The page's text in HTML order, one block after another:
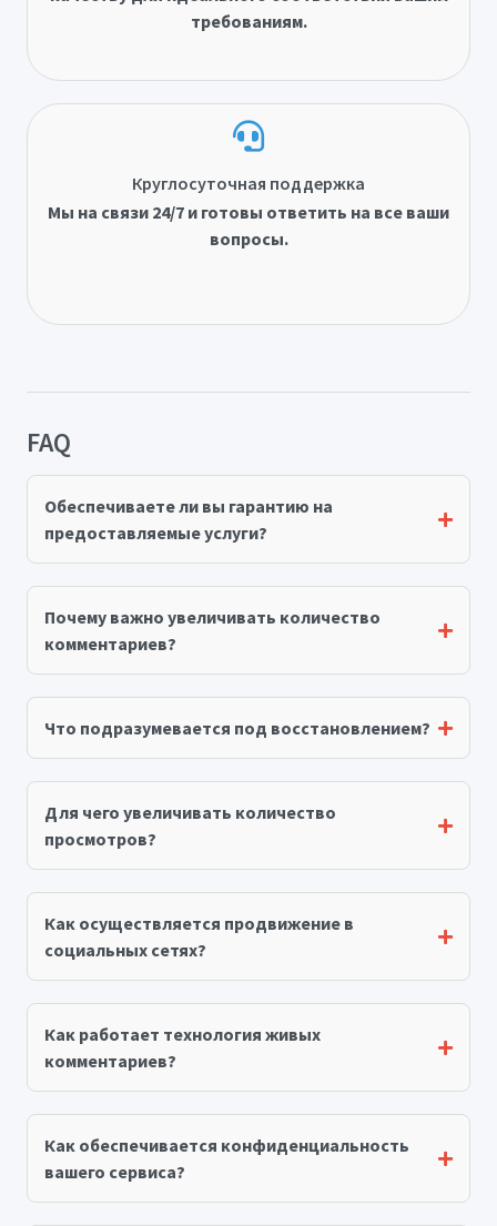
требованиям.
Круглосуточная поддержка
Мы на связи 24/7 и готовы ответить на все ваши
вопросы.
FAQ
Обеспечиваете ли вы гарантию на
предоставляемые услуги?
Почему важно увеличивать количество
комментариев?
Что подразумевается под восстановлением?
Для чего увеличивать количество
просмотров?
Как осуществляется продвижение в
социальных сетях?
Как работает технология живых
комментариев?
Как обеспечивается конфиденциальность
вашего сервиса?